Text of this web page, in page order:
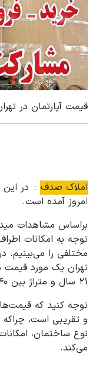
قیمت آپارتمان در
املاک صدف : در
امروز آمده است.
براساس مشاهدات
توجه به امکانات
تهران یک مورد قیمت
۲۱ سال و متراژ بین ۴۰ تا ۲۶۰ متر گردآوری کردیم.
توجه کنید که
و تقریبی است،
نوع ساختمان،
می‌کند.